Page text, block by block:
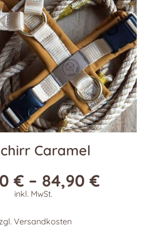
auf
der
Produktseite
gewählt
werden
Caramel
€ – 84,90€
inkl. MwSt.
Versandkosten